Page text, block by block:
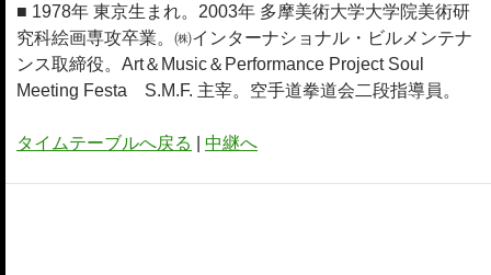
■ 1978年 東京生まれ。2003年 多摩美術大学大学院美術研
究科絵画専攻卒業。㈱インターナショナル・ビルメンテナ
ンス取締役。Art＆Music＆Performance Project Soul
Meeting Festa S.M.F. 主宰。空手道拳道会二段指導員。
タイムテーブルへ戻る 中継へ